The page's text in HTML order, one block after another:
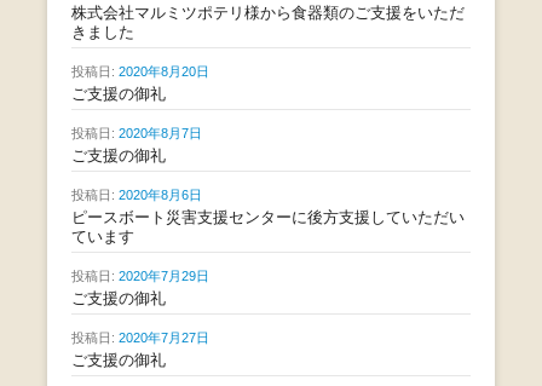
株式会社マルミツポテリ様から食器類のご支援をいただ
きました
投稿日: 2020年8月20日
ご支援の御礼
投稿日: 2020年8月7日
ご支援の御礼
投稿日: 2020年8月6日
ピースボート災害支援センターに後方支援していただい
ています
投稿日: 2020年7月29日
ご支援の御礼
投稿日: 2020年7月27日
ご支援の御礼